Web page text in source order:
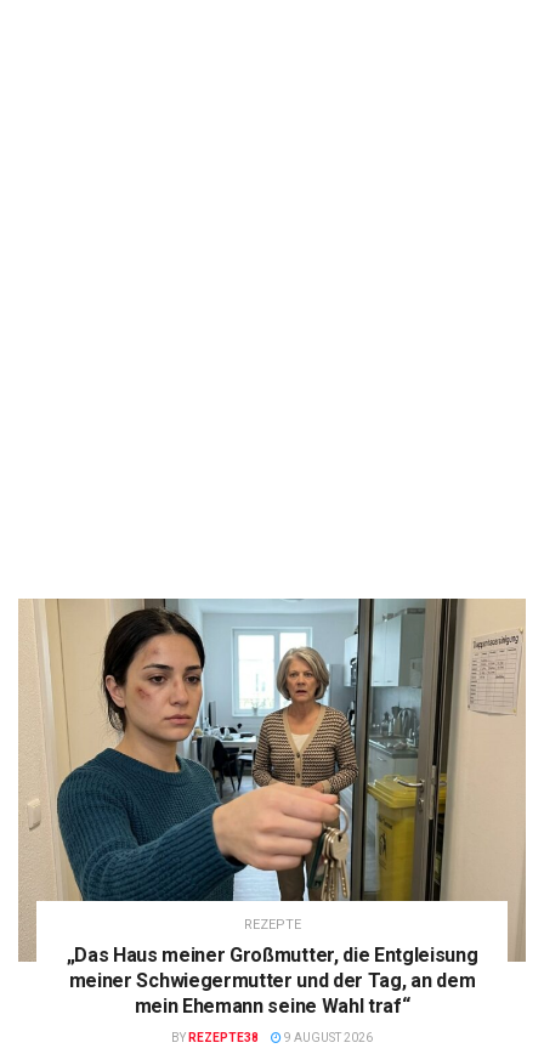
REZEPTE
„Das Haus meiner Großmutter, die Entgleisung
meiner Schwiegermutter und der Tag, an dem
mein Ehemann seine Wahl traf“
BY REZEPTE38 9 AUGUST 2026